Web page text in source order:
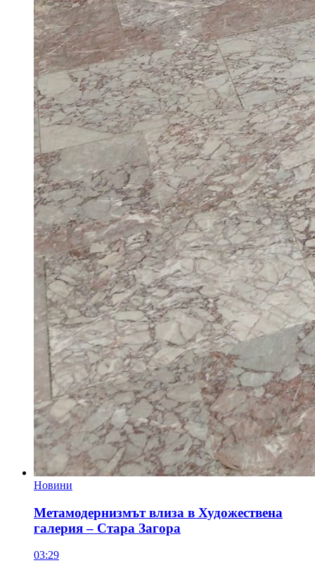
Новини
Метамодернизмът влиза в Художествена
галерия – Стара Загора
03:29